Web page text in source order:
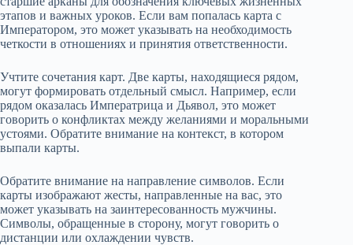
этапов и важных уроков. Если вам попалась карта с
Императором, это может указывать на необходимость
четкости в отношениях и принятия ответственности.
Учтите сочетания карт. Две карты, находящиеся рядом,
могут формировать отдельный смысл. Например, если
рядом оказалась Императрица и Дьявол, это может
говорить о конфликтах между желаниями и моральными
устоями. Обратите внимание на контекст, в котором
выпали карты.
Обратите внимание на направление символов. Если
карты изображают жесты, направленные на вас, это
может указывать на заинтересованность мужчины.
Символы, обращенные в сторону, могут говорить о
дистанции или охлаждении чувств.